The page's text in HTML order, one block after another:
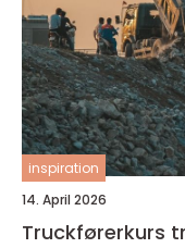
inspiration
14. April 2026
Truckførerkurs trygg og effektiv bruk av